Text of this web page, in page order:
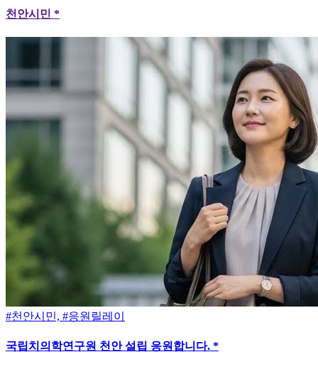
천안시민 *
#천안시민, #응원릴레이
국립치의학연구원 천안 설립 응원합니다. *